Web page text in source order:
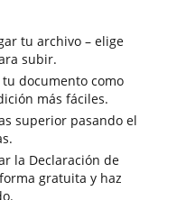
tu archivo – elige
subir.
documento como
más fáciles.
superior pasando el
la Declaración de
gratuita y haz